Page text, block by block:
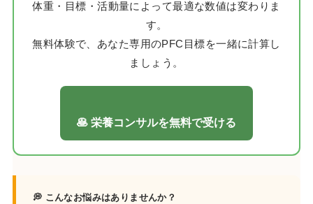
体重・目標・活動量によって最適な数値は変わりま
す。
無料体験で、あなた専用のPFC目標を一緒に計算し
ましょう。
🥞 栄養コンサルを無料で受ける
💭 こんなお悩みはありませんか？